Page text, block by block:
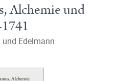
Alchemie und
Edelmann